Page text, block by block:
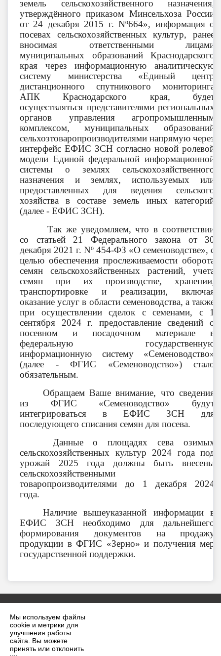
Мы используем файлы
cookie и метрики для
улучшения работы
сайта. Вы можете
принять или отклонить
земель сельскохозяйственного назначения,
утверждённого приказом Минсельхоза России
от 24 декабря 2015 г.Nº664», информация о
посевах сельскохозяйственных культур, ранее
вносимая ответственными лицами
муниципальных образований Краснодарского
края через информационную аналитическую
систему министерства «Единый центр
дистанционного спутникового мониторинга
АПК Краснодарского края, будет
осуществляться представителями региональных
органов управления агропромышленным
комплексом, муниципальных образований
сельхозтоваропроизводителями напрямую через
интерфейс ЕФИС ЗСН согласно новой ролевой
модели Единой федеральной информационной
системы о землях сельскохозяйственного
назначения и землях, используемых или
предоставленных для ведения сельского
хозяйства в составе земель иных категорий
(далее - ЕФИС ЗСН).
Так же уведомляем, что в соответствии
со статьей 21 Федерального закона от 30
декабря 2021 г. Nº 454-ФЗ «О семеноводстве», с
целью обеспечения прослеживаемости оборота
семян сельскохозяйственных растений, учета
семян при их производстве, хранении,
транспортировке и реализации, включая
оказание услуг в области семеноводства, а также
при осуществлении сделок с семенами, с 1
сентября 2024 г. предоставление сведений о
посевном и посадочном материале в
федеральную государственную
информационную систему «Семеноводство»
(далее - ФГИС «Семеноводство») стало
обязательным.
Обращаем Ваше внимание, что сведения
из ФГИС «Семеноводство» будут
интегрироваться в ЕФИС ЗСН для
последующего списания семян для посева.
Данные о площадях сева озимых
сельскохозяйственных культур 2024 года под
урожай 2025 года должны быть внесены
сельскохозяйственными
товаропроизводителями до 1 декабря 2024
года.
Наличие вышеуказанной информации в
ЕФИС ЗСН необходимо для дальнейшего
формирования документов на продажу
продукции в ФГИС «Зерно» и получения мер
государственной поддержки.
2026 г. krilovskaya.ru